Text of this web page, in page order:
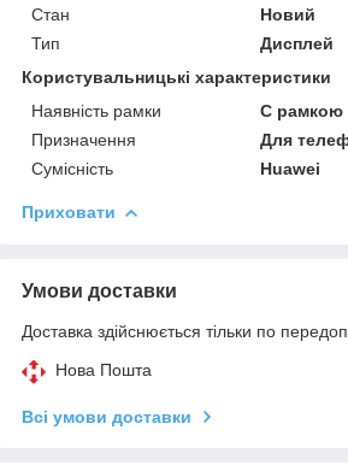
Стан
Новий
Тип
Дисплей
Користувальницькі характеристики
Наявність рамки
C рамкою
Призначення
Для
Сумісність
Huawei
Приховати
Умови доставки
Доставка здійснюється тільки по
Нова Пошта
Всі умови доставки